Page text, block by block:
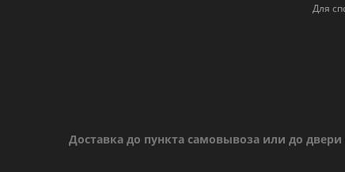
Для
Доставка до пункта самовывоза или до двери